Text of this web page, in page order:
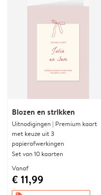
Blozen en strikken
Uitnodigingen | Premium kaart
met keuze uit 3
papierafwerkingen
Set van 10 kaarten
Vanaf
€ 11,99